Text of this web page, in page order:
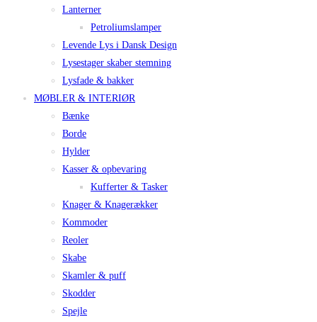
Lanterner
Petroliumslamper
Levende Lys i Dansk Design
Lysestager skaber stemning
Lysfade & bakker
MØBLER & INTERIØR
Bænke
Borde
Hylder
Kasser & opbevaring
Kufferter & Tasker
Knager & Knagerækker
Kommoder
Reoler
Skabe
Skamler & puff
Skodder
Spejle